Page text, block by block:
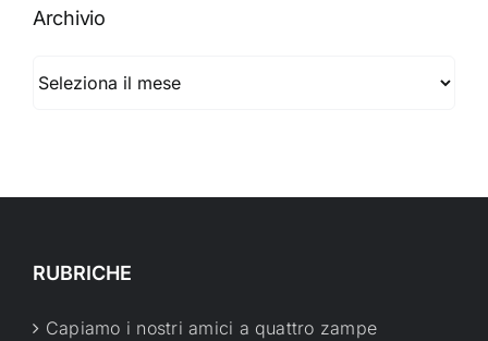
Archivio
RUBRICHE
Capiamo i nostri amici a quattro zampe